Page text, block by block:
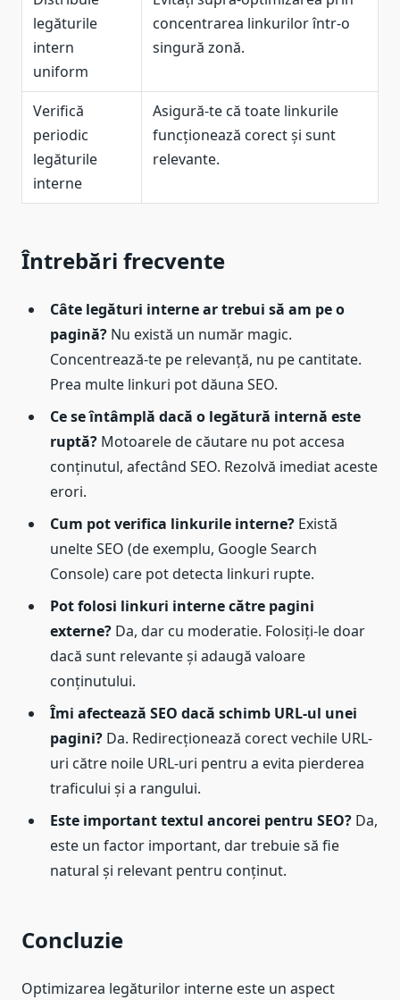
legăturile
intern
uniform
concentrarea linkurilor într-o
singură zonă.
Verifică
periodic
legăturile
interne
Asigură-te că toate linkurile
funcționează corect și sunt
relevante.
Întrebări frecvente
Câte legături interne ar trebui să am pe o
pagină? Nu există un număr magic.
Concentrează-te pe relevanță, nu pe cantitate.
Prea multe linkuri pot dăuna SEO.
Ce se întâmplă dacă o legătură internă este
ruptă? Motoarele de căutare nu pot accesa
conținutul, afectând SEO. Rezolvă imediat aceste
erori.
Cum pot verifica linkurile interne? Există
unelte SEO (de exemplu, Google Search
Console) care pot detecta linkuri rupte.
Pot folosi linkuri interne către pagini
externe? Da, dar cu moderatie. Folosiți-le doar
dacă sunt relevante și adaugă valoare
conținutului.
Îmi afectează SEO dacă schimb URL-ul unei
pagini? Da. Redirecționează corect vechile URL-
uri către noile URL-uri pentru a evita pierderea
traficului și a rangului.
Este important textul ancorei pentru SEO? Da,
este un factor important, dar trebuie să fie
natural și relevant pentru conținut.
Concluzie
Optimizarea legăturilor interne este un aspect